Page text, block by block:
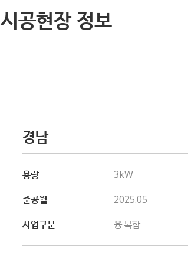
시공현장 정보
경남
용량
3kW
준공월
2025.05
사업구분
융·복합